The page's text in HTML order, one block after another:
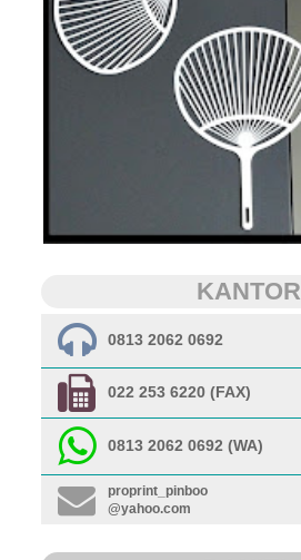
KANTOR
0813 2062 0692
022 253 6220 (FAX)
0813 2062 0692 (WA)
proprint_pinboo
@yahoo.com